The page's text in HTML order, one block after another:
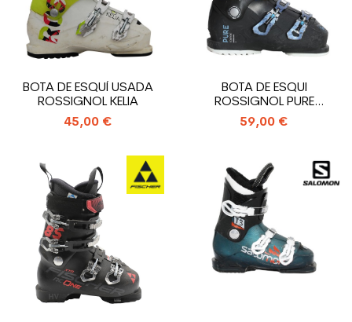
BOTA DE ESQUÍ USADA
ROSSIGNOL KELIA
45,00 €
BOTA DE ESQUI
ROSSIGNOL PURE
COMFORT
59,00 €